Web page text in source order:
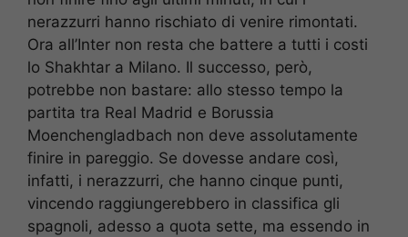
nerazzurri hanno rischiato di venire rimontati.
Ora all’Inter non resta che battere a tutti i costi
lo Shakhtar a Milano. Il successo, però,
potrebbe non bastare: allo stesso tempo la
partita tra Real Madrid e Borussia
Moenchengladbach non deve assolutamente
finire in pareggio. Se dovesse andare così,
infatti, i nerazzurri, che hanno cinque punti,
vincendo raggiungerebbero in classifica gli
spagnoli, adesso a quota sette, ma essendo in